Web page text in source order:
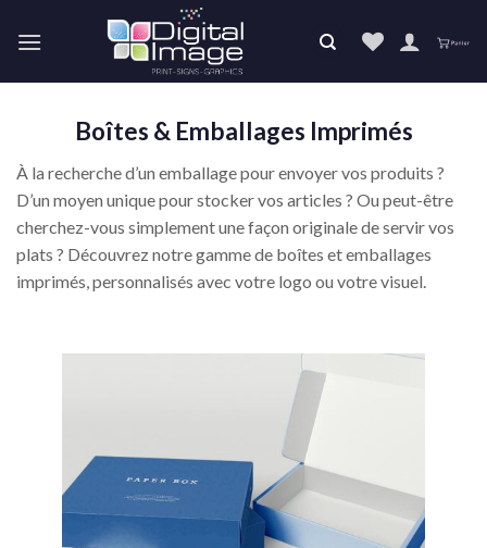
Boîtes & Emballages Imprimés
À la recherche d’un emballage pour envoyer vos produits ?
D’un moyen unique pour stocker vos articles ? Ou peut-être
cherchez-vous simplement une façon originale de servir vos
plats ? Découvrez notre gamme de boîtes et emballages
imprimés, personnalisés avec votre logo ou votre visuel.